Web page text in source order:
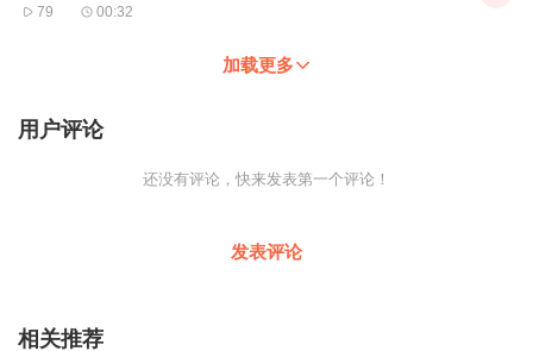
79 00:32
加载更多
用户评论
还没有评论，快来发表第一个评论！
发表评论
相关推荐